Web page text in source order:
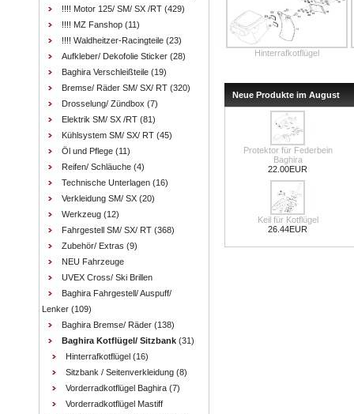
!!!! Motor 125/ SM/ SX /RT (429)
!!!! MZ Fanshop (11)
!!!! Waldheitzer-Racingteile (23)
Aufkleber/ Dekofolie Sticker (28)
Baghira Verschleißteile (19)
Bremse/ Räder SM/ SX/ RT (320)
Drosselung/ Zündbox (7)
Elektrik SM/ SX /RT (81)
Kühlsystem SM/ SX/ RT (45)
Öl und Pflege (11)
Reifen/ Schläuche (4)
Technische Unterlagen (16)
Verkleidung SM/ SX (20)
Werkzeug (12)
Fahrgestell SM/ SX/ RT (368)
Zubehör/ Extras (9)
NEU Fahrzeuge
UVEX Cross/ Ski Brillen
Baghira Fahrgestell/ Auspuff/
Lenker (109)
Baghira Bremse/ Räder (138)
Baghira Kotflügel/ Sitzbank (31)
Hinterrafkotflügel (16)
Sitzbank / Seitenverkleidung (8)
Vorderradkotflügel Baghira (7)
Vorderradkotflügel Mastiff
Hinterrafkotflügel
Neue Produkte im August
Protektor für Federbein
Baghira
22.00EUR
Keil für Kotflügel
26.44EUR